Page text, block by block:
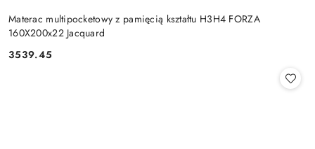
Materac multipocketowy z pamięcią kształtu H3H4 FORZA
160X200x22 Jacquard
Cena:
3539.45